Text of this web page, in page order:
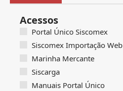
Acessos
Portal Único Siscomex
Siscomex Importação Web
Marinha Mercante
Siscarga
Manuais Portal Único